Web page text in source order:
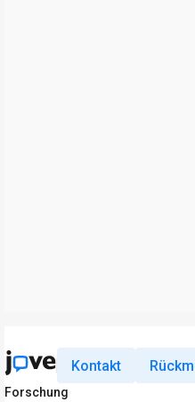
Kontakt
Forschung